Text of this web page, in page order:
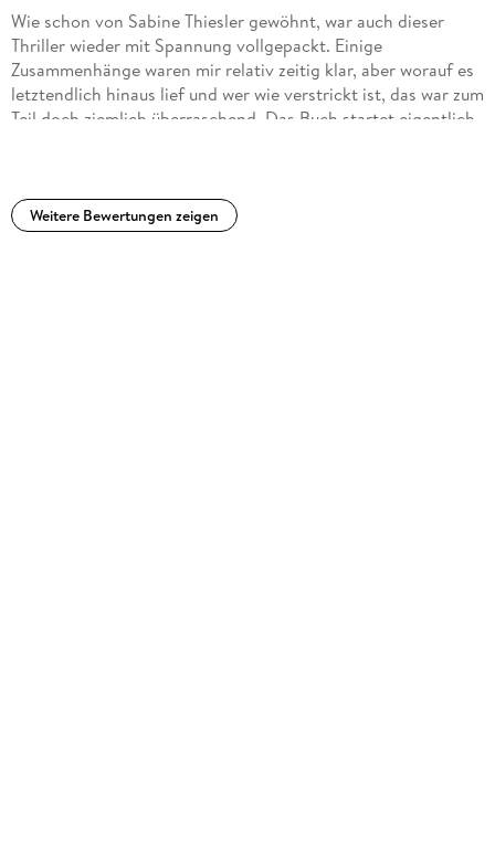
nicht gefallen.
Wie schon von Sabine Thiesler gewöhnt, war auch dieser
Thriller wieder mit Spannung vollgepackt. Einige
Zusammenhänge waren mir relativ zeitig klar, aber worauf es
letztendlich hinaus lief und wer wie verstrickt ist, das war zum
Teil doch ziemlich überraschend. Das Buch startet eigentlich
es gut gelungen, die Täter-Opfer-Beziehung in einen
nachvollziehbaren Zusammenhang zu bringen und den
Weitere Bewertungen zeigen